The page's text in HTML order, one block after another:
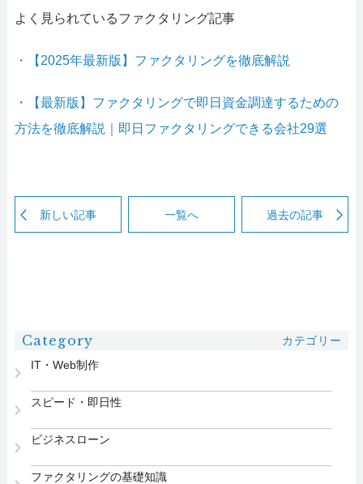
よく見られているファクタリング記事
・【2025年最新版】ファクタリングを徹底解説
・【最新版】ファクタリングで即日資金調達するための
方法を徹底解説｜即日ファクタリングできる会社29選
新しい記事 一覧へ 過去の記事
Category
カテゴリー
IT・Web制作
スピード・即日性
ビジネスローン
ファクタリングの基礎知識